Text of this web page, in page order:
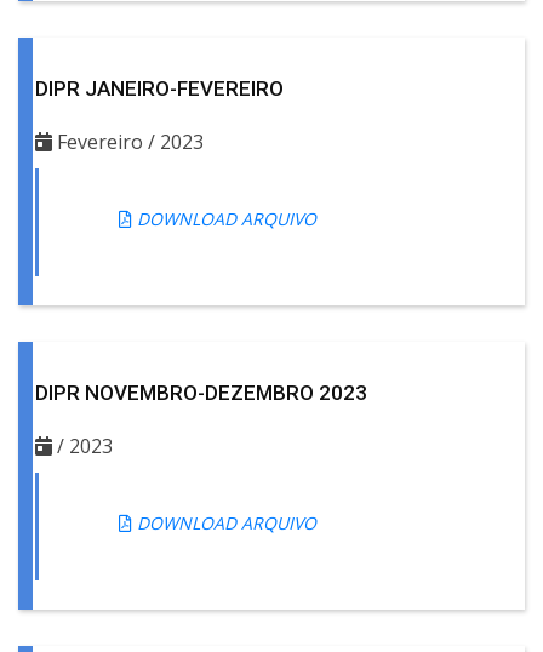
DIPR JANEIRO-FEVEREIRO
Fevereiro / 2023
DOWNLOAD ARQUIVO
DIPR NOVEMBRO-DEZEMBRO 2023
/ 2023
DOWNLOAD ARQUIVO